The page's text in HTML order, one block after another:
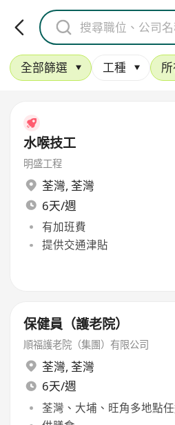
全部篩選 工種
水喉技工
明盛工程
荃灣, 荃灣
6天/週
有加班費
提供交通津貼
保健員（護老院）
順福護老院（集團）有限公司
荃灣, 荃灣
6天/週
荃灣、大埔、旺角多地點